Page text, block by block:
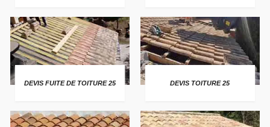
DEVIS FUITE DE TOITURE 25 DEVIS TOITURE 25